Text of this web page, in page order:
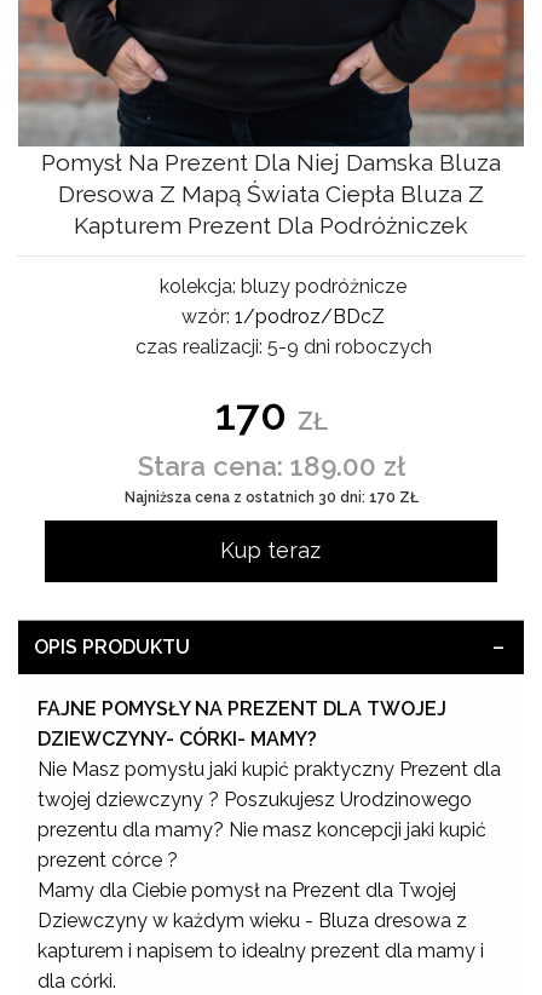
Pomysł Na Prezent Dla Niej Damska Bluza
Dresowa Z Mapą Świata Ciepła Bluza Z
Kapturem Prezent Dla Podróżniczek
kolekcja: bluzy podróżnicze
wzór: 1/podroz/BDcZ
czas realizacji: 5-9 dni roboczych
170 ZŁ
Stara cena: 189.00 zł
Najniższa cena z ostatnich 30 dni: 170 ZŁ
Kup teraz
OPIS PRODUKTU
FAJNE POMYSŁY NA PREZENT DLA TWOJEJ
DZIEWCZYNY- CÓRKI- MAMY?
Nie Masz pomysłu jaki kupić praktyczny Prezent dla
twojej dziewczyny ? Poszukujesz Urodzinowego
prezentu dla mamy? Nie masz koncepcji jaki kupić
prezent córce ?
Mamy dla Ciebie pomysł na Prezent dla Twojej
Dziewczyny w każdym wieku - Bluza dresowa z
kapturem i napisem to idealny prezent dla mamy i
dla córki.